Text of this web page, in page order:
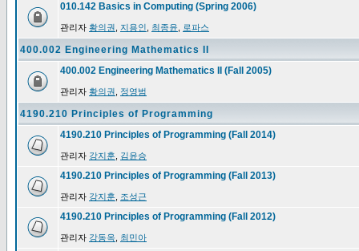
010.142 Basics in Computing (Spring 2006)
관리자 황의권 지용인 최종윤 로파스
400.002 Engineering Mathematics II
400.002 Engineering Mathematics II (Fall 2005)
관리자 황의권 정영범
4190.210 Principles of Programming
4190.210 Principles of Programming (Fall 2014)
관리자 강지훈 김윤승
4190.210 Principles of Programming (Fall 2013)
관리자 강지훈 조성근
4190.210 Principles of Programming (Fall 2012)
관리자 강동옥 최민아